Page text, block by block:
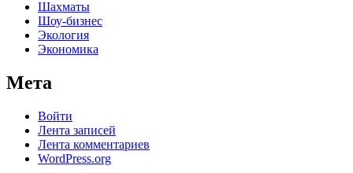
Шахматы
Шоу-бизнес
Экология
Экономика
Мета
Войти
Лента записей
Лента комментариев
WordPress.org